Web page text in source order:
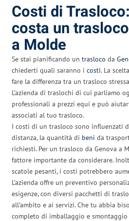
Costi di
costa un
a Molde
Se stai pianificando un trasloco da
chiederti quali saranno i costi. La
fare la differenza tra un trasloco
L’azienda di traslochi di cui parliamo
professionali a prezzi equi e può
associati al tuo trasloco.
I costi di un trasloco sono influenzati
distanza, la quantità di beni da
richiesti. Per un trasloco da Genova a
fattore importante da considerare.
scatole pesanti, i costi potrebbero
L’azienda offre un preventivo
esigenze, con diversi pacchetti di
all’ambito e ai servizi. Che tu abbia
completo di imballaggio e